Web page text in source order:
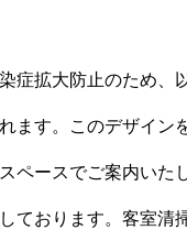
拡大防止のため、
す。このデザイン
ペースでご案内いた
おります。客室